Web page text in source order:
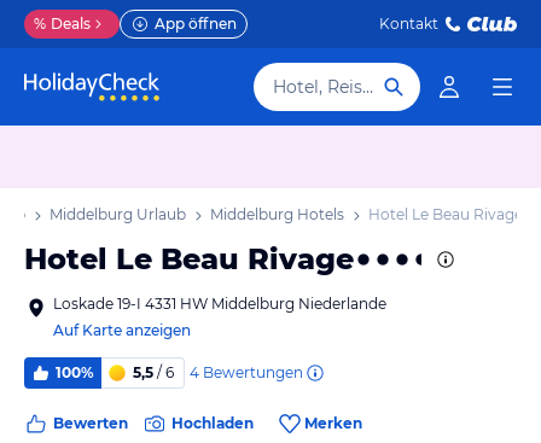
% Deals App öffnen Kontakt
Hotel, Reiseziel
Middelburg Urlaub Middelburg Hotels Hotel Le Beau Rivage
Hotel Le Beau Rivage
Loskade 19-I 4331 HW Middelburg Niederlande
Auf Karte anzeigen
100% 5,5 / 6 4 Bewertungen
Bewerten Hochladen Merken